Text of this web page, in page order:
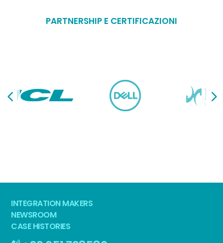
PARTNERSHIP E CERTIFICAZIONI
INTEGRATION MAKERS
NEWSROOM
CASE HISTORIES